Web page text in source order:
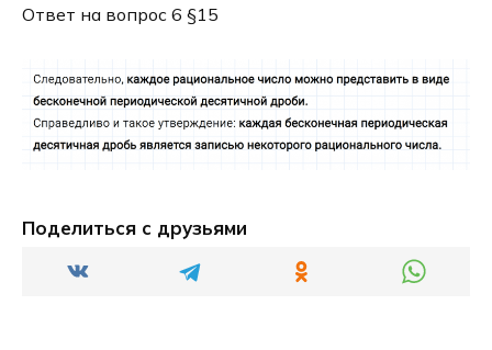
Ответ на вопрос 6 §15
Поделиться с друзьями